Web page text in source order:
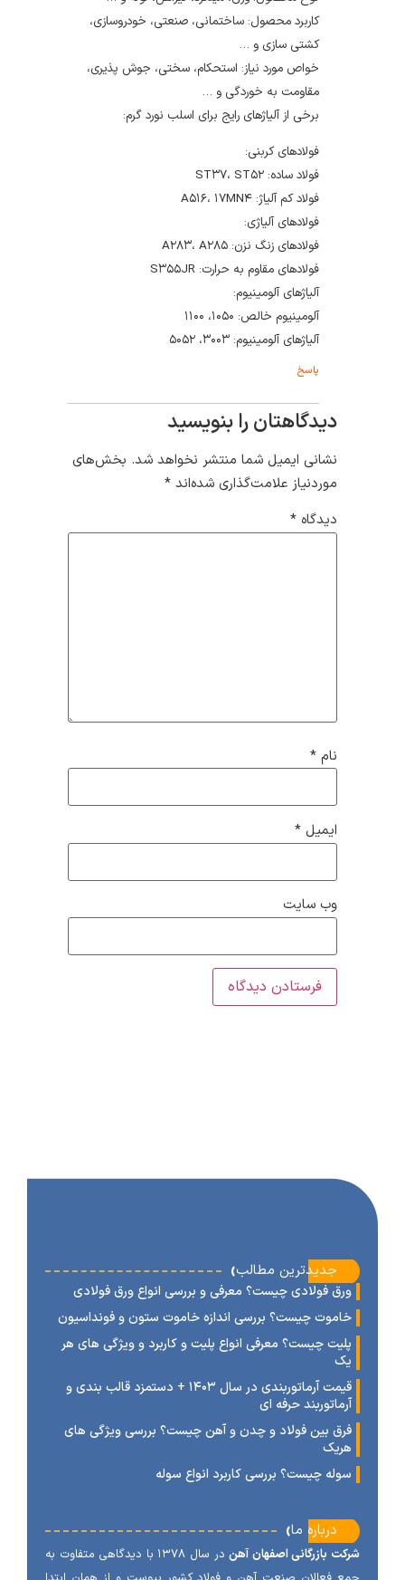
کاربرد محصول: ساختمانی، صنعتی، خودروسازی،
کشتی سازی و …
خواص مورد نیاز: استحکام، سختی، جوش پذیری،
مقاومت به خوردگی و …
برخی از آلیاژهای رایج برای اسلب نورد گرم:
فولادهای کربنی:
فولاد کم آلیاژ: A۵۱۶، ۱۷MN۴
فولادهای آلیاژی:
فولادهای زنگ نزن: A۲۸۳، A۲۸۵
فولادهای مقاوم به حرارت: S۳۵۵JR
آلیاژهای آلومینیوم:
آلومینیوم خالص: ۱۰۵۰، ۱۱۰۰
آلیاژهای آلومینیوم: ۳۰۰۳، ۵۰۵۲
دیدگاهتان را بنویسید
نشانی ایمیل شما منتشر نخواهد شد. بخش‌های
موردنیاز علامت‌گذاری شده‌اند*
‹جدیدترین مطالب
فولادی چیست؟ معرفی و بررسی انواع ورق فولادی
چیست؟ بررسی اندازه خاموت ستون و فونداسیون
چیست؟ معرفی انواع پلیت و کاربرد و ویژگی های هر
قیمت آرماتوربندی در سال ۱۴۰۳ + دستمزد قالب بندی و
حرفه ای
بین فولاد و چدن و آهن چیست؟ بررسی ویژگی های
چیست؟ بررسی کاربرد انواع سوله
درباره ما
بازرگانی اصفهان آهن
در سال ۱۳۷۸ با دیدگاهی متفاوت به